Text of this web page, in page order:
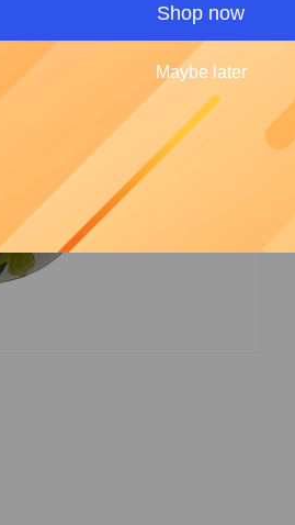
Shop now
Maybe later